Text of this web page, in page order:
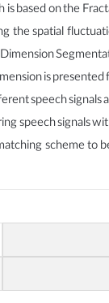
based on the
the spatial
is presented
speech signals
speech signals
scheme to